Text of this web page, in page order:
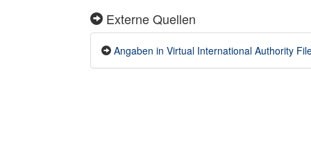
Externe Quellen
Angaben in Virtual International Authority